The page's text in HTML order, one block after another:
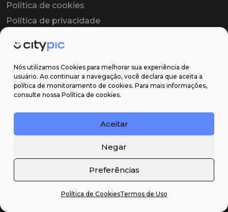
Nós utilizamos Cookies para melhorar sua experiência de
usuário. Ao continuar a navegação, você declara que aceita a
política de monitoramento de cookies. Para mais informações,
consulte nossa Política de cookies.
Aceitar
Negar
Preferências
Política de CookiesTermos de Uso
Política de cookies
Política de privacidade
Contrato de licença
Suporte
Email: contato@citypic.com.br